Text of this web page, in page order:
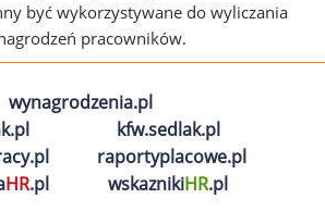
być wykorzystywane do wyliczania
pracowników.
wynagrodzenia.pl
kfw.sedlak.pl
raportyplacowe.pl
HR.pl wskaznikiHR.pl